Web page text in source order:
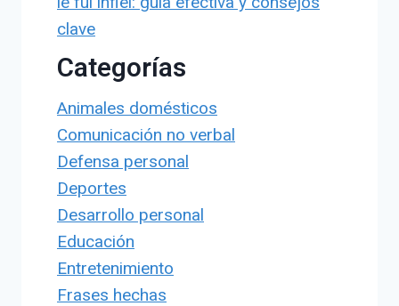
clave
Categorías
Animales domésticos
Comunicación no verbal
Defensa personal
Deportes
Desarrollo personal
Educación
Entretenimiento
Frases hechas